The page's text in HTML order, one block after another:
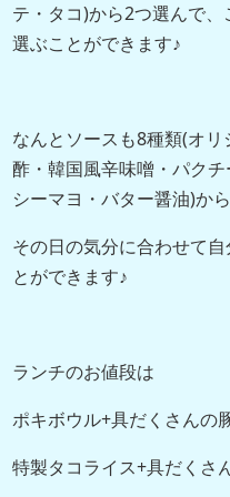
テ・タコ)から2つ選んで
選ぶことができます♪
なんとソースも8種類(オ
酢・韓国風辛味噌・パク
シーマヨ・バター醤油)か
その日の気分に合わせて
とができます♪
ランチのお値段は
ポキボウル+具だくさんの
特製タコライス+具だくさ